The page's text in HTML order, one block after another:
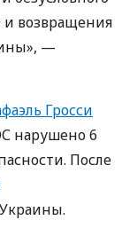
возвращения
—
Гросси
нарушено 6
После